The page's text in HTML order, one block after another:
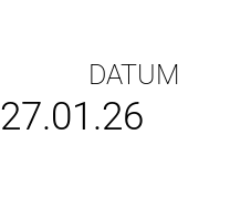
DATUM
27.01.26